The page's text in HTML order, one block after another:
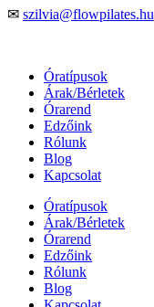
✉ szilvia@flowpilates.hu
Óratípusok
Árak/Bérletek
Órarend
Edzőink
Rólunk
Blog
Kapcsolat
Óratípusok
Árak/Bérletek
Órarend
Edzőink
Rólunk
Blog